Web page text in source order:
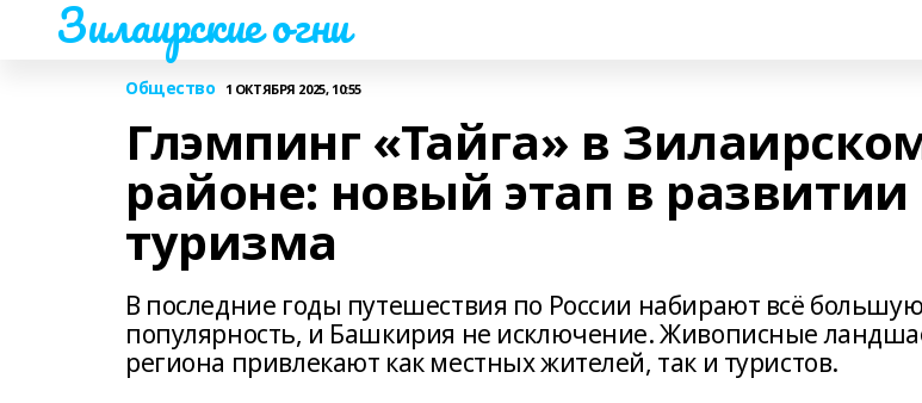
Зилаирские огни
Общество 1 ОКТЯБРЯ 2025, 10:55
Глэмпинг «Тайга» в
районе: новый этап в развитии
туризма
В последние годы путешествия по России набирают всё большую
популярность, и Башкирия не исключение. Живописные
региона привлекают как местных жителей, так и туристов.